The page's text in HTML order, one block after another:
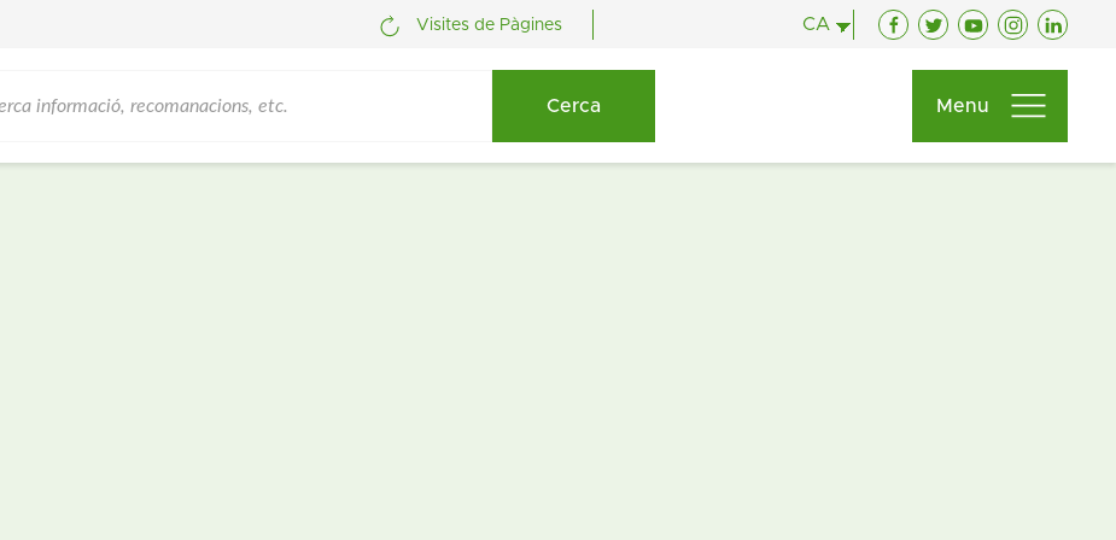
Visites de Pàgines CA
Facebook
TwitterYouTubeInstagram
Menu